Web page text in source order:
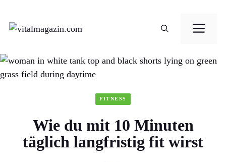
Zum
Inhalt
FITNESS
Wie du mit 10 Minuten
täglich langfristig fit wirst